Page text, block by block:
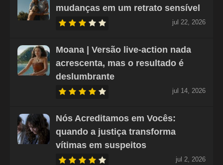
mudanças em um retrato sensível
jul 22, 2026
Moana | Versão live-action nada
acrescenta, mas o resultado é
deslumbrante
jul 14, 2026
Nós Acreditamos em Vocês:
quando a justiça transforma
vítimas em suspeitos
jul 2, 2026